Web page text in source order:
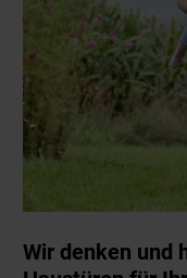
Wir denken und